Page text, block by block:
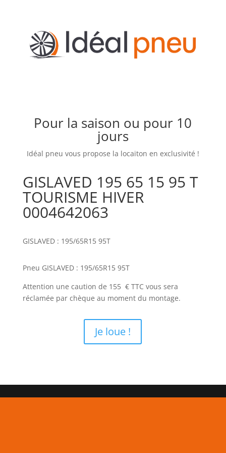
Pour la saison ou pour 10
jours
Idéal pneu vous propose la locaiton en exclusivité !
GISLAVED 195 65 15 95 T
TOURISME HIVER
0004642063
GISLAVED : 195/65R15 95T
Pneu GISLAVED : 195/65R15 95T
Attention une caution de 155 € TTC vous sera
réclamée par chèque au moment du montage.
Je loue !